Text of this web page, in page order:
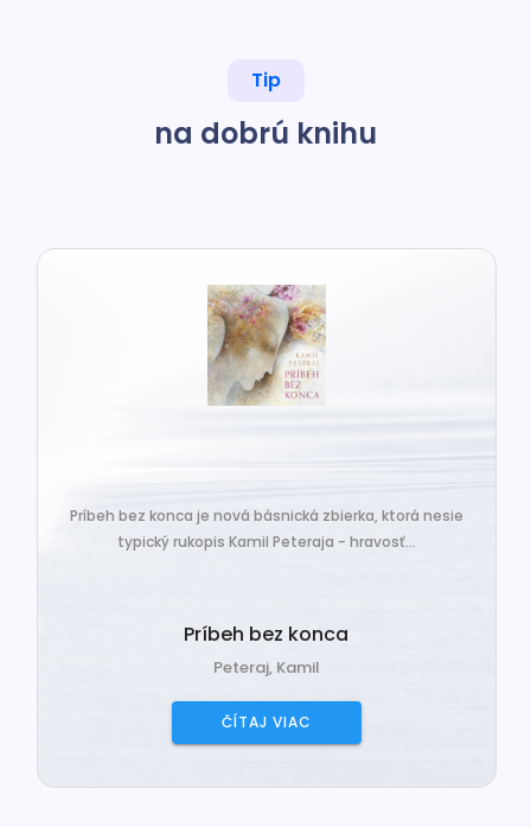
Tip
na dobrú knihu
Príbeh bez konca je nová básnická zbierka, ktorá nesie
typický rukopis Kamil Peteraja - hravosť...
Príbeh bez konca
Peteraj, Kamil
ČÍTAJ VIAC